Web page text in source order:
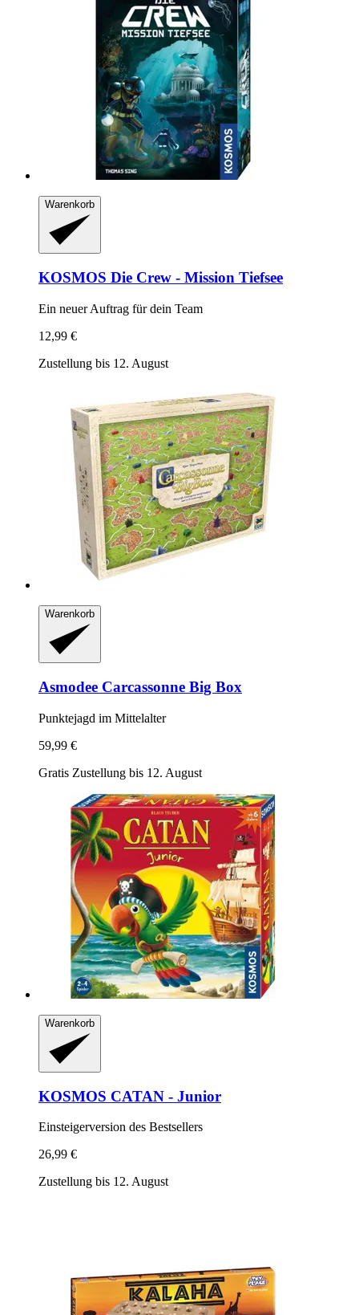
Warenkorb
KOSMOS Die Crew -​ Mission Tiefsee
Ein neuer Auftrag für dein Team
12,99 €
Zustellung bis 12. August
Warenkorb
Asmodee Carcassonne Big Box
Punktejagd im Mittelalter
59,99 €
Gratis Zustellung bis 12. August
Warenkorb
KOSMOS CATAN -​ Junior
Einsteigerversion des Bestsellers
26,99 €
Zustellung bis 12. August